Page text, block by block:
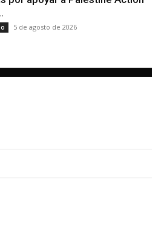
5 de agosto de 2026